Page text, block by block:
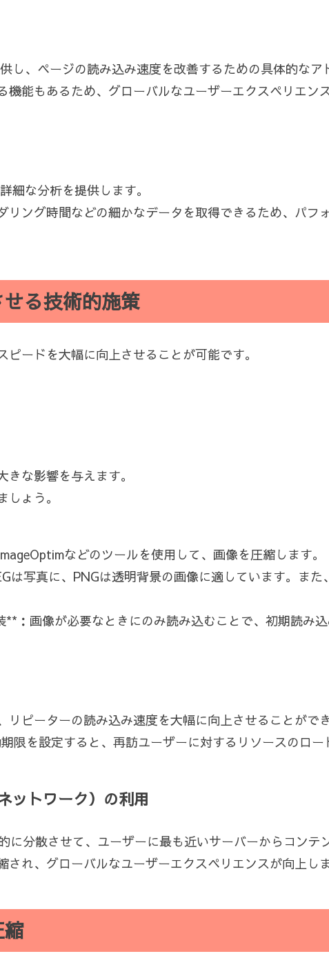
し、ページの読み込み速度を改善するための具体的なア
能もあるため、グローバルなユーザーエクスペリエン
細な分析を提供します。
リング時間などの細かなデータを取得できるため、パフ
る技術的施策
ードを大幅に向上させることが可能です。
な影響を与えます。
ょう。
などのツールを使用して、画像を圧縮します。
は写真に、PNGは透明背景の画像に適しています。ま
：画像が必要なときにのみ読み込むことで、初期読み込
ピーターの読み込み速度を大幅に向上させることができ
限を設定すると、再訪ユーザーに対するリソースのロー
ットワーク）の利用
に分散させて、ユーザーに最も近いサーバーからコンテ
れ、グローバルなユーザーエクスペリエンスが向上しま